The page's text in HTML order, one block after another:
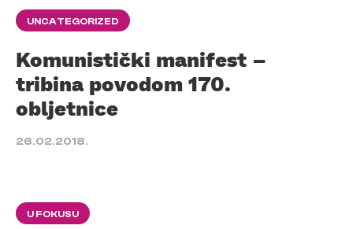
UNCATEGORIZED
Komunistički manifest –
tribina povodom 170.
obljetnice
26.02.2018.
U FOKUSU